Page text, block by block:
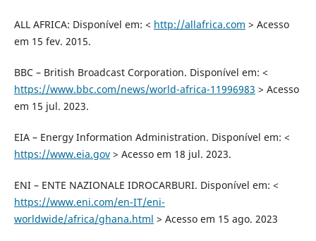
ALL AFRICA: Disponível em: < http://allafrica.com > Acesso
em 15 fev. 2015.
BBC – British Broadcast Corporation. Disponível em: <
https://www.bbc.com/news/world-africa-11996983 > Acesso
em 15 jul. 2023.
EIA – Energy Information Administration. Disponível em: <
https://www.eia.gov> Acesso em 18 jul. 2023.
ENI – ENTE NAZIONALE IDROCARBURI. Disponível em: <
https://www.eni.com/en-IT/eni-
worldwide/africa/ghana.html > Acesso em 15 ago. 2023